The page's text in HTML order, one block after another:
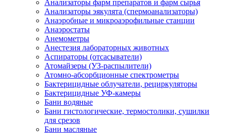
Анализаторы фарм препаратов и фарм сырья
Анализаторы эякулята (спермоанализаторы)
Анаэробные и микроаэрофильные станции
Анаэростаты
Анемометры
Анестезия лабораторных животных
Аспираторы (отсасыватели)
Атомайзеры (УЗ-распылители)
Атомно-абсорбционные спектрометры
Бактерицидные облучатели, рециркуляторы
Бактерицидные УФ-камеры
Бани водяные
Бани гистологические, термостолики, сушилки
для срезов
Бани масляные